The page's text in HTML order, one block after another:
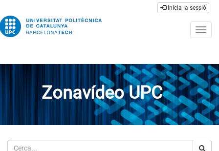
Inicia la sessió
Zonavídeo UPC
Cerca